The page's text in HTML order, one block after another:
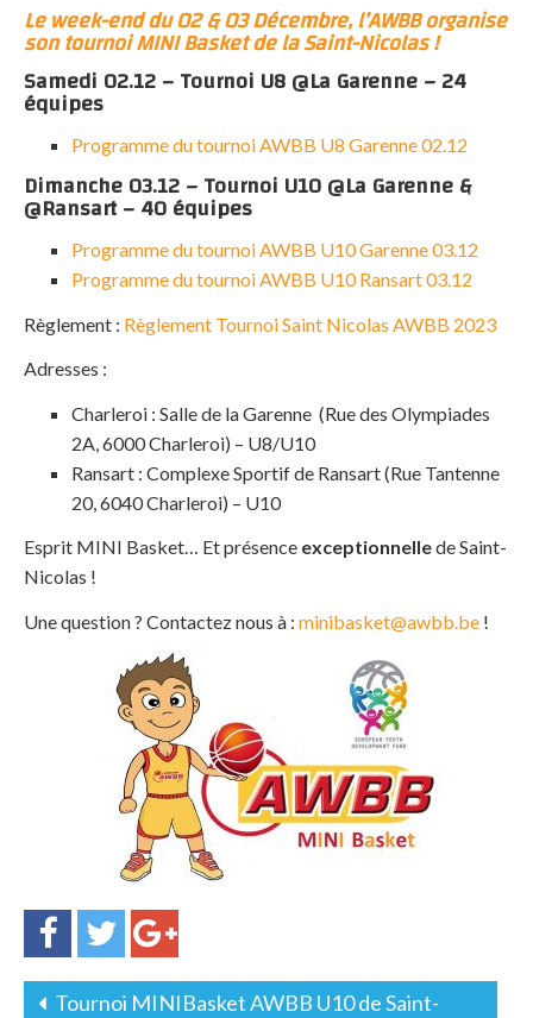
Le week-end du 02 & 03 Décembre, l’AWBB organise
son tournoi MINI Basket de la Saint-Nicolas !
Samedi 02.12 – Tournoi U8 @La Garenne – 24
équipes
Programme du tournoi AWBB U8 Garenne 02.12
Dimanche 03.12 – Tournoi U10 @La Garenne &
@Ransart – 40 équipes
Programme du tournoi AWBB U10 Garenne 03.12
Programme du tournoi AWBB U10 Ransart 03.12
Règlement : Règlement Tournoi Saint Nicolas AWBB 2023
Adresses :
Charleroi : Salle de la Garenne (Rue des Olympiades
2A, 6000 Charleroi) – U8/U10
Ransart : Complexe Sportif de Ransart (Rue Tantenne
20, 6040 Charleroi) – U10
Esprit MINI Basket… Et présence exceptionnellede Saint-
Nicolas !
Une question ? Contactez nous à : minibasket@awbb.be !
Tournoi MINIBasket AWBB U10 de Saint-